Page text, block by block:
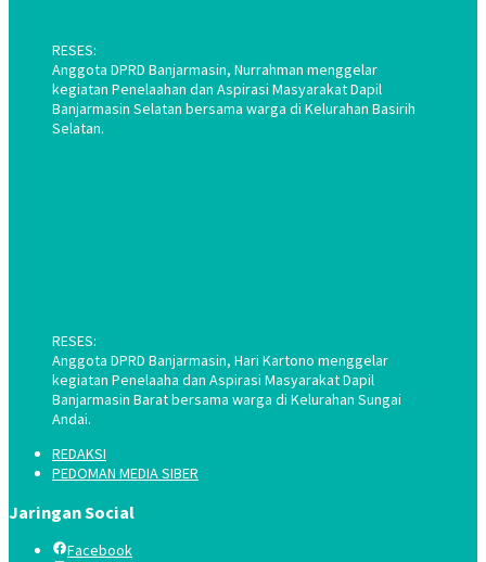
RESES:
Anggota DPRD Banjarmasin, Nurrahman menggelar
kegiatan Penelaahan dan Aspirasi Masyarakat Dapil
Banjarmasin Selatan bersama warga di Kelurahan Basirih
Selatan.
RESES:
Anggota DPRD Banjarmasin, Hari Kartono menggelar
kegiatan Penelaaha dan Aspirasi Masyarakat Dapil
Banjarmasin Barat bersama warga di Kelurahan Sungai
Andai.
REDAKSI
PEDOMAN MEDIA SIBER
Jaringan Social
Facebook